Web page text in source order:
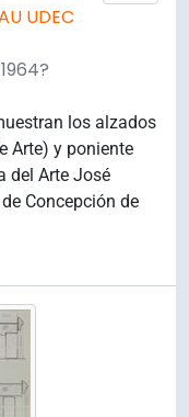
UDEC
1964?
los alzados
Arte) y poniente
del Arte José
Concepción de